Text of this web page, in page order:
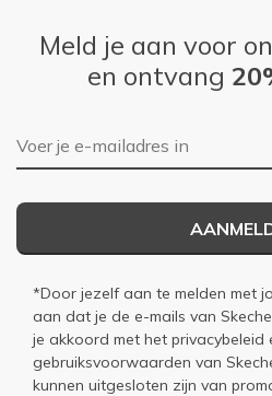
Meld je aan voor
en ontvang
E-mailadres
*Door jezelf aan te melden met
aan dat je de e-mails van
je akkoord met het privacybeleid
gebruiksvoorwaarden van
kunnen uitgesloten zijn van